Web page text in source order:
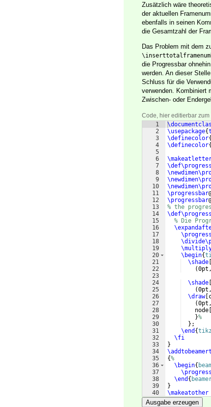
Zusätzlich wäre
der aktuellen
ebenfalls in seinen
die Gesamtzahl der
Das Problem mit dem
die Progressbar
werden. An dieser
Schluss für die
verwenden. Kombiniert
Zwischen- oder
Code, hier editierbar zum
1
2
3
4
5
6
7
8
9
10
11
12
13
14
15
16
17
18
19
20
21
22
23
24
25
26
27
28
29
30
31
32
33
34
35
36
37
38
39
40
41
\usepackage{
\definecolor{
\definecolor{
\progressbar
\progressbar
% the
% Die
\begin{
\shade
(
\shade
(
\draw[
(
    node
}%
} ;
\end {
\fi
}
{%
\begin{
\end {
}
\makeatother
\begin{
Ausgabe erzeugen